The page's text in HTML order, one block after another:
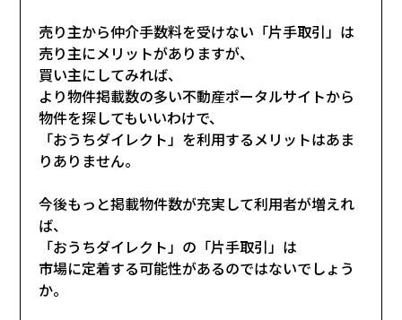
売り主から仲介手数料を受けない「片手取引」は
売り主にメリットがありますが、
買い主にしてみれば、
より物件掲載数の多い不動産ポータルサイトから
物件を探してもいいわけで、
「おうちダイレクト」を利用するメリットはあま
りありません。
今後もっと掲載物件数が充実して利用者が増えれ
ば、
「おうちダイレクト」の「片手取引」は
市場に定着する可能性があるのではないでしょう
か。